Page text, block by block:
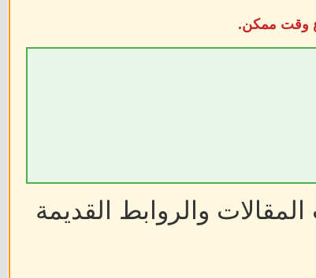
وقت ممكن.
والروابط القديمة